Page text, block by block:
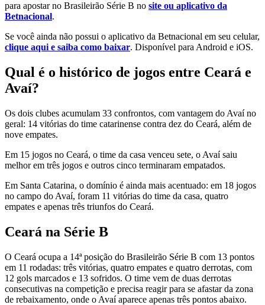
para apostar no Brasileirão Série B no site ou aplicativo da
Betnacional.
Se você ainda não possui o aplicativo da Betnacional em seu celular,
clique aqui e saiba como baixar. Disponível para Android e iOS.
Qual é o histórico de jogos entre Ceará e
Avaí?
Os dois clubes acumulam 33 confrontos, com vantagem do Avaí no
geral: 14 vitórias do time catarinense contra dez do Ceará, além de
nove empates.
Em 15 jogos no Ceará, o time da casa venceu sete, o Avaí saiu
melhor em três jogos e outros cinco terminaram empatados.
Em Santa Catarina, o domínio é ainda mais acentuado: em 18 jogos
no campo do Avaí, foram 11 vitórias do time da casa, quatro
empates e apenas três triunfos do Ceará.
Ceará na Série B
O Ceará ocupa a 14ª posição do Brasileirão Série B com 13 pontos
em 11 rodadas: três vitórias, quatro empates e quatro derrotas, com
12 gols marcados e 13 sofridos. O time vem de duas derrotas
consecutivas na competição e precisa reagir para se afastar da zona
de rebaixamento, onde o Avaí aparece apenas três pontos abaixo.